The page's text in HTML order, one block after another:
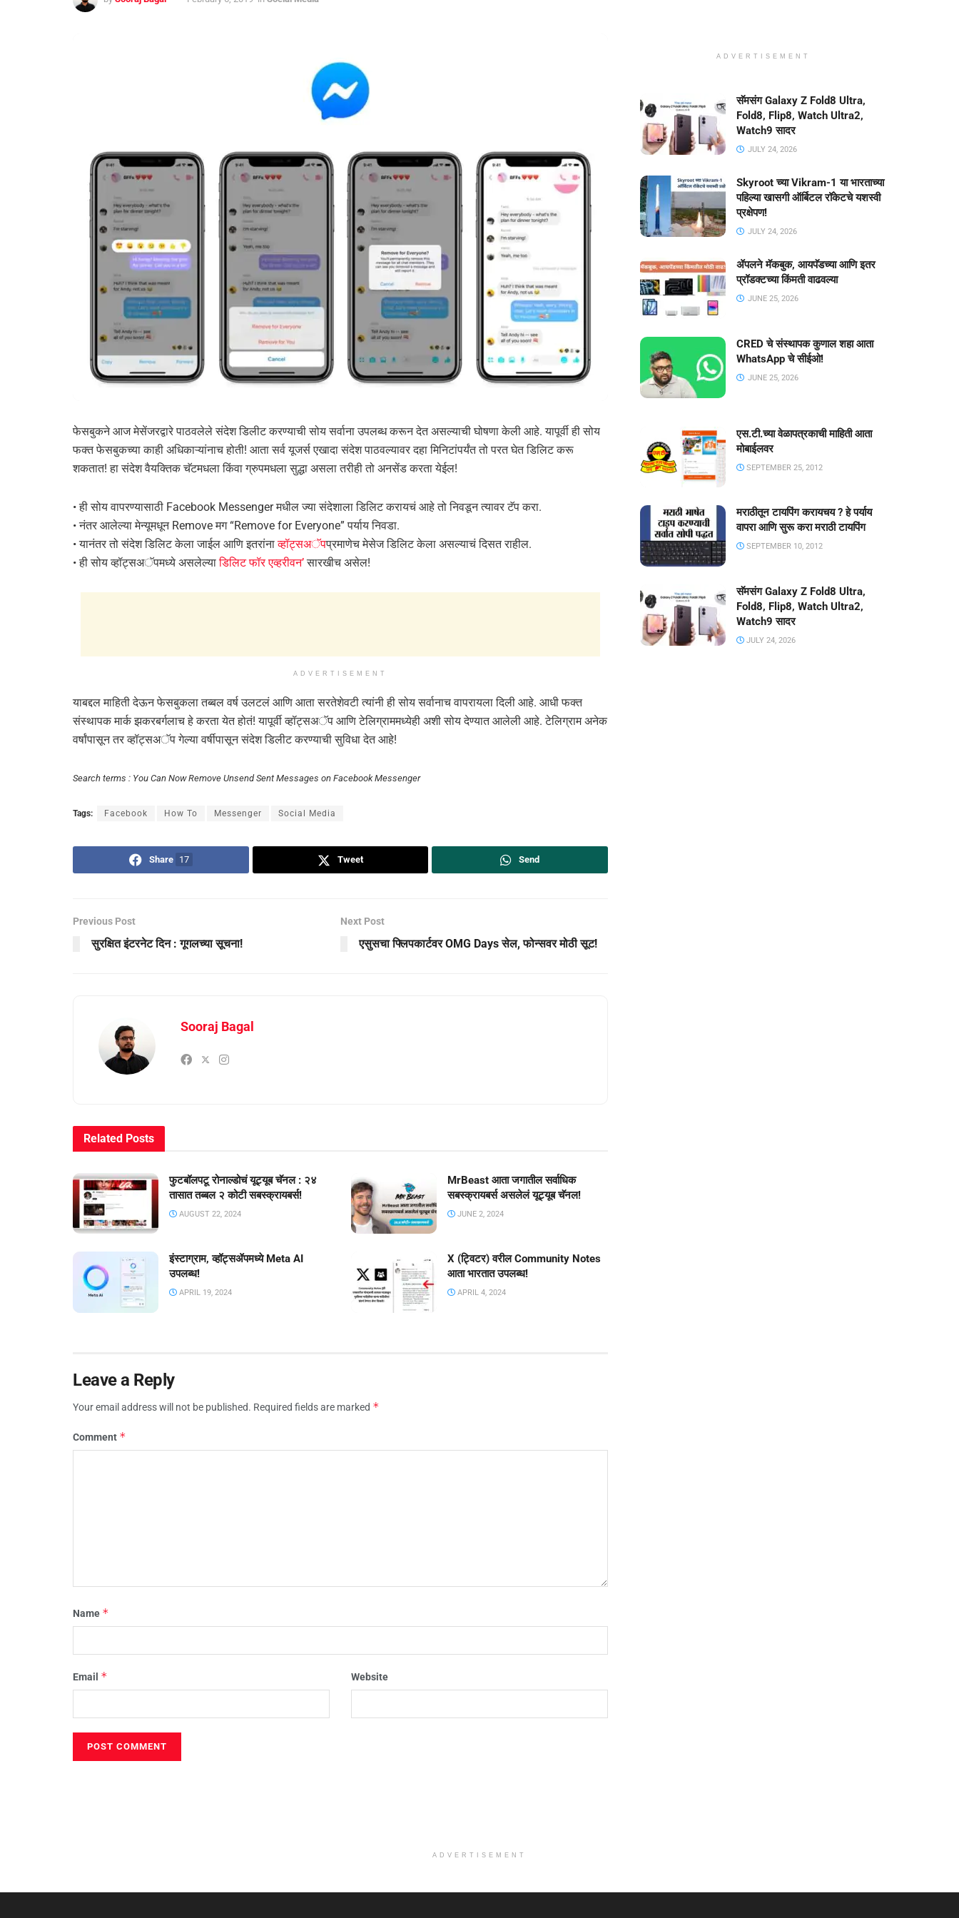
फेसबुकने आज मेसेंजरद्वारे पाठवलेले संदेश डिलीट करण्याची सोय सर्वाना उपलब्ध करून देत असल्याची घोषणा केली आहे. यापूर्वी ही सोय
फक्त फेसबुकच्या काही अधिकाऱ्यांनाच होती! आता सर्व यूजर्स एखादा संदेश पाठवल्यावर दहा मिनिटांपर्यंत तो परत घेत डिलिट करू
शकतात! हा संदेश वैयक्तिक चॅटमधला किंवा ग्रुपमधला सुद्धा असला तरीही तो अनसेंड करता येईल!
• ही सोय वापरण्यासाठी Facebook Messenger मधील ज्या संदेशाला डिलिट करायचं आहे तो निवडून त्यावर टॅप करा.
• नंतर आलेल्या मेन्यूमधून Remove मग “Remove for Everyone” पर्याय निवडा.
• यानंतर तो संदेश डिलिट केला जाईल आणि इतरांनाव्हॉट्सअॅपप्रमाणेच मेसेज डिलिट केला असल्याचं दिसत राहील.
• ही सोय व्हॉट्सअॅपमध्ये असलेल्याडिलिट फॉर एव्हरीवन’सारखीच असेल!
ADVERTISEMENT
याबद्दल माहिती देऊन फेसबुकला तब्बल वर्ष उलटलं आणि आता सरतेशेवटी त्यांनी ही सोय सर्वानाच वापरायला दिली आहे. आधी फक्त
संस्थापक मार्क झकरबर्गलाच हे करता येत होतं! यापूर्वी व्हॉट्सअॅप आणि टेलिग्राममध्येही अशी सोय देण्यात आलेली आहे. टेलिग्राम अनेक
वर्षांपासून तर व्हॉट्सअॅप गेल्या वर्षीपासून संदेश डिलीट करण्याची सुविधा देत आहे!
Search terms : You Can Now Remove Unsend Sent Messages on Facebook Messenger
Tags: Facebook How To Messenger Social Media
Share 17 Tweet Send
Previous Post
सुरक्षित इंटरनेट दिन : गूगलच्या सूचना!
Next Post
एसुसचा फ्लिपकार्टवर OMG Days सेल, फोन्सवर मोठी सूट!
Sooraj Bagal
Related Posts
फुटबॉलपटू रोनाल्डोचं यूट्यूब चॅनल : २४
तासात तब्बल २ कोटी सबस्क्रायबर्स!
AUGUST 22, 2024
MrBeast आता जगातील सर्वाधिक
सबस्क्रायबर्स असलेलं यूट्यूब चॅनल!
JUNE 2, 2024
इंस्टाग्राम, व्हॉट्सॲपमध्ये Meta AI
उपलब्ध!
APRIL 19, 2024
X (ट्विटर) वरील Community Notes
आता भारतात उपलब्ध!
APRIL 4, 2024
Leave a Reply
Your email address will not be published. Required fields are marked *
Comment *
Name *
Email * Website
ADVERTISEMENT
सॅमसंग Galaxy Z Fold8 Ultra,
Fold8, Flip8, Watch Ultra2,
Watch9 सादर
JULY 24, 2026
Skyroot च्या Vikram-1 या भारताच्या
पहिल्या खासगी ऑर्बिटल रॉकेटचे यशस्वी
प्रक्षेपण!
JULY 24, 2026
ॲपलने मॅकबुक, आयपॅडच्या आणि इतर
प्रॉडक्टच्या किंमती वाढवल्या
JUNE 25, 2026
CRED चे संस्थापक कुणाल शहा आता
WhatsApp चे सीईओ!
JUNE 25, 2026
एस.टी.च्या वेळापत्रकाची माहिती आता
मोबाईलवर
SEPTEMBER 25, 2012
मराठीतून टायपिंग करायचय ? हे पर्याय
वापरा आणि सुरू करा मराठी टायपिंग
SEPTEMBER 10, 2012
सॅमसंग Galaxy Z Fold8 Ultra,
Fold8, Flip8, Watch Ultra2,
Watch9 सादर
JULY 24, 2026
ADVERTISEMENT